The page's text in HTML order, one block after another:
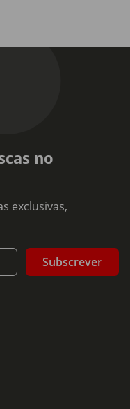
no
exclusivas,
Subscrever